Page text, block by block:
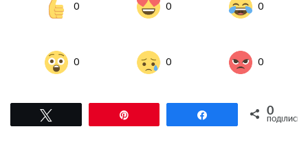
0 0 0
0 0 0
Поділитися0
ПОДІЛИСЬ